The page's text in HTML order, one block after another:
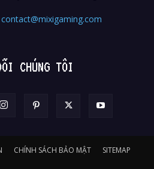
contact@mixigaming.com
CHÚNG TÔI
CHÍNH SÁCH BẢO MẬT SITEMAP